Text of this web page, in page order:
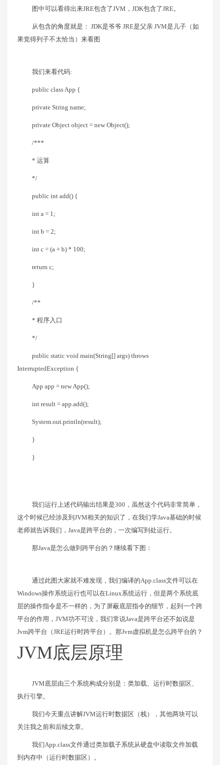
图中可以看得出来JRE包含了JVM，JDK包含了JRE。
从包含的角度就是： JDK是爷爷 JRE是父亲 JVM是儿子（如
果觉得列子不太恰当）来看图
我们来看代码:
public class App {
private String name;
private Object object = new Object();
/***
* 运算
*/
public int add() {
int a = 1;
int b = 2;
int c = (a + b) * 100;
return c;
}
/**
* 程序入口
*/
public static void main(String[] args) throws
InterruptedException {
App app = new App();
int result = app.add();
System.out.println(result);
}
}
我们运行上述代码输出结果是300，虽然这个代码非常简单，
这个时候已经涉及到JVM相关的知识了，在我们学Java基础的时候
老师就告诉我们，Java是跨平台的，一次编写到处运行。
那Java是怎么做到跨平台的？继续看下图：
通过此图大家就不难发现，我们编译的App.class文件可以在
Windows操作系统运行也可以在Linux系统运行，但是两个系统底
层的操作指令是不一样的，为了屏蔽底层指令的细节，起到一个跨
平台的作用，JVM功不可没，我们常说Java是跨平台还不如说是
Jvm跨平台（JRE运行时跨平台）。那Jvm虚拟机是怎么跨平台的？
JVM底层原理
JVM底层由三个系统构成分别是：类加载、运行时数据区、
执行引擎。
我们今天重点讲解JVM运行时数据区（栈），其他两块可以
关注我之前和后续文章。
我们App.class文件通过类加载子系统从硬盘中读取文件加载
到内存中（运行时数据区）。